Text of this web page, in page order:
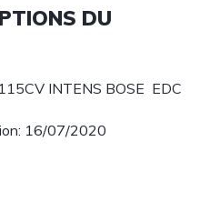
DU
INTENS BOSE EDC
16/07/2020